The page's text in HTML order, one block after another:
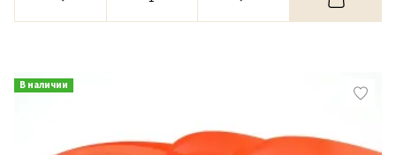
В наличии